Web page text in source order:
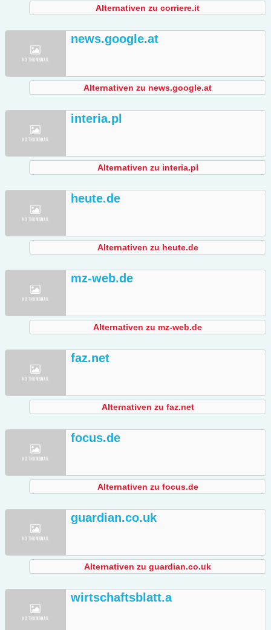
Alternativen zu corriere.it
news.google.at
Alternativen zu news.google.at
interia.pl
Alternativen zu interia.pl
heute.de
Alternativen zu heute.de
mz-web.de
Alternativen zu mz-web.de
faz.net
Alternativen zu faz.net
focus.de
Alternativen zu focus.de
guardian.co.uk
Alternativen zu guardian.co.uk
wirtschaftsblatt.a